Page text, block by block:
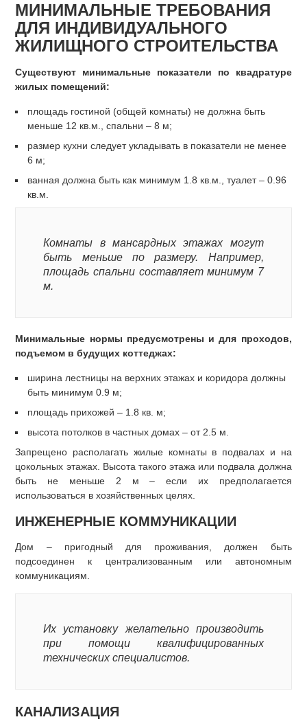
МИНИМАЛЬНЫЕ ТРЕБОВАНИЯ
ДЛЯ ИНДИВИДУАЛЬНОГО
ЖИЛИЩНОГО СТРОИТЕЛЬСТВА
Существуют минимальные показатели по квадратуре
жилых помещений:
площадь гостиной (общей комнаты) не должна быть
меньше 12 кв.м., спальни – 8 м;
размер кухни следует укладывать в показатели не менее
6 м;
ванная должна быть как минимум 1.8 кв.м., туалет – 0.96
кв.м.
Комнаты в мансардных этажах могут
быть меньше по размеру. Например,
площадь спальни составляет минимум 7
м.
Минимальные нормы предусмотрены и для проходов,
подъемом в будущих коттеджах:
ширина лестницы на верхних этажах и коридора должны
быть минимум 0.9 м;
площадь прихожей – 1.8 кв. м;
высота потолков в частных домах – от 2.5 м.
Запрещено располагать жилые комнаты в подвалах и на
цокольных этажах. Высота такого этажа или подвала должна
быть не меньше 2 м – если их предполагается
использоваться в хозяйственных целях.
ИНЖЕНЕРНЫЕ КОММУНИКАЦИИ
Дом – пригодный для проживания, должен быть
подсоединен к централизованным или автономным
коммуникациям.
Их установку желательно производить
при помощи квалифицированных
технических специалистов.
КАНАЛИЗАЦИЯ